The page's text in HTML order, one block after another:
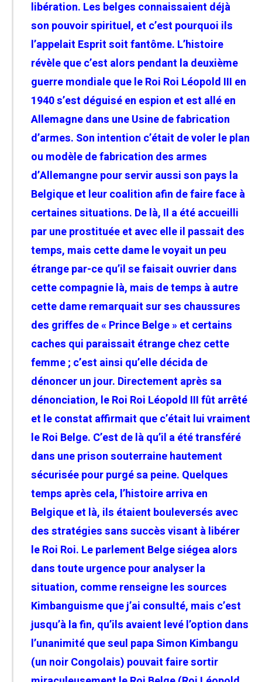
libération. Les belges connaissaient déjà
son pouvoir spirituel, et c’est pourquoi ils
l’appelait Esprit soit fantôme. L’histoire
révèle que c’est alors pendant la deuxième
guerre mondiale que le Roi Roi Léopold III en
1940 s’est déguisé en espion et est allé en
Allemagne dans une Usine de fabrication
d’armes. Son intention c’était de voler le plan
ou modèle de fabrication des armes
d’Allemangne pour servir aussi son pays la
Belgique et leur coalition afin de faire face à
certaines situations. De là, Il a été accueilli
par une prostituée et avec elle il passait des
temps, mais cette dame le voyait un peu
étrange par-ce qu’il se faisait ouvrier dans
cette compagnie là, mais de temps à autre
cette dame remarquait sur ses chaussures
des griffes de « Prince Belge » et certains
caches qui paraissait étrange chez cette
femme ; c’est ainsi qu’elle décida de
dénoncer un jour. Directement après sa
dénonciation, le Roi Roi Léopold III fût arrêté
et le constat affirmait que c’était lui vraiment
le Roi Belge. C’est de là qu’il a été transféré
dans une prison souterraine hautement
sécurisée pour purgé sa peine. Quelques
temps après cela, l’histoire arriva en
Belgique et là, ils étaient bouleversés avec
des stratégies sans succès visant à libérer
le Roi Roi. Le parlement Belge siégea alors
dans toute urgence pour analyser la
situation, comme renseigne les sources
Kimbanguisme que j’ai consulté, mais c’est
jusqu’à la fin, qu’ils avaient levé l’option dans
l’unanimité que seul papa Simon Kimbangu
(un noir Congolais) pouvait faire sortir